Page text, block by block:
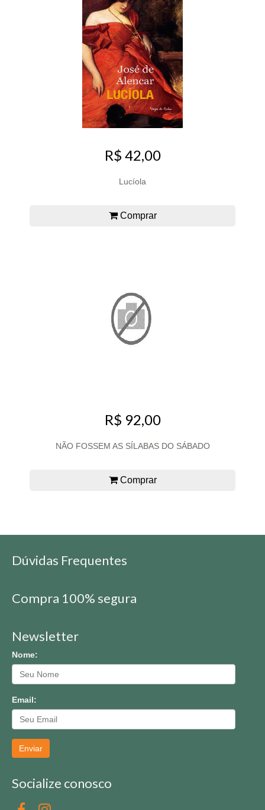
R$ 42,00
Lucíola
Comprar
R$ 92,00
NÃO FOSSEM AS SÍLABAS DO SÁBADO
Comprar
Dúvidas Frequentes
Compra 100% segura
Newsletter
Nome:
Email:
Enviar
Socialize conosco